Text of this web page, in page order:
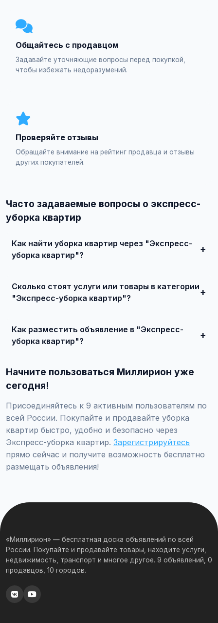
Общайтесь с продавцом
Задавайте уточняющие вопросы перед покупкой,
чтобы избежать недоразумений.
Проверяйте отзывы
Обращайте внимание на рейтинг продавца и отзывы
других покупателей.
Часто задаваемые вопросы о экспресс-
уборка квартир
Как найти уборка квартир через "Экспресс-
уборка квартир"?
и договоритесь о сделке.
Сколько стоят услуги или товары в категории
"Экспресс-уборка квартир"?
Как разместить объявление в "Экспресс-
уборка квартир"?
Уборка квартир / Экспресс-уборка квартир", заполните
форму и опубликуйте. Первые объявления — бесплатно!
Начните пользоваться Миллирион уже
сегодня!
Присоединяйтесь к 9 активным пользователям по
всей России. Покупайте и продавайте уборка
квартир быстро, удобно и безопасно через
Экспресс-уборка квартир. Зарегистрируйтесь
прямо сейчас и получите возможность бесплатно
размещать объявления!
«Миллирион» — бесплатная доска объявлений по всей
России. Покупайте и продавайте товары, находите услуги,
недвижимость, транспорт и многое другое. 9 объявлений, 0
продавцов, 10 городов.